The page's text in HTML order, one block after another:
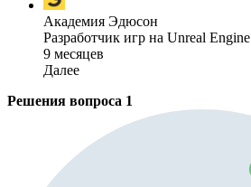
Академия Эдюсон
Разработчик игр на Unreal
9 месяцев
Далее
Решения вопроса 1